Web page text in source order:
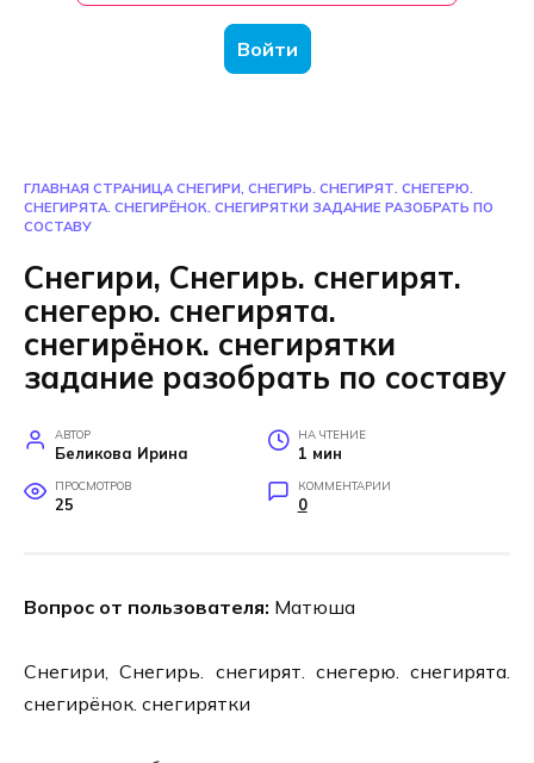
Войти
ГЛАВНАЯ СТРАНИЦА СНЕГИРИ, СНЕГИРЬ. СНЕГИРЯТ. СНЕГЕРЮ.
СНЕГИРЯТА. СНЕГИРЁНОК. СНЕГИРЯТКИ ЗАДАНИЕ РАЗОБРАТЬ ПО
СОСТАВУ
Снегири, Снегирь. снегирят.
снегерю. снегирята.
снегирёнок. снегирятки
задание разобрать по составу
АВТОР
Беликова Ирина
НА ЧТЕНИЕ
1 мин
ПРОСМОТРОВ
25
КОММЕНТАРИИ
0
Вопрос от пользователя: Матюша
Снегири, Снегирь. снегирят. снегерю. снегирята.
снегирёнок. снегирятки